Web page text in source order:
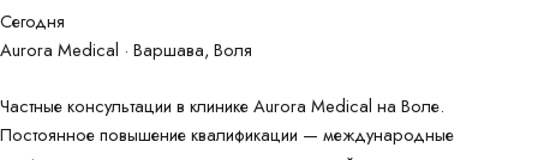
Сегодня
Aurora Medical · Варшава, Воля
Частные консультации в клинике Aurora Medical на Воле.
Постоянное повышение квалификации — международные